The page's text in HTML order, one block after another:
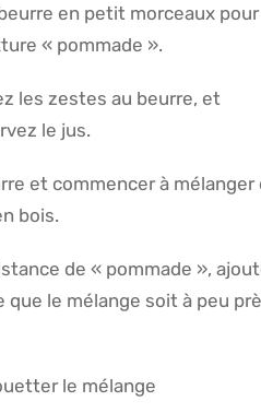
en petit morceaux pour
« pommade ».
les zestes au beurre, et
le jus.
et commencer à mélanger
bois.
de « pommade »,
que le mélange soit à peu
le mélange